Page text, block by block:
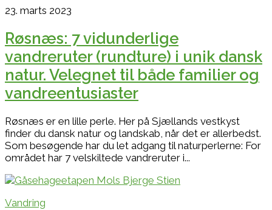
23. marts 2023
Røsnæs: 7 vidunderlige
vandreruter (rundture) i unik dansk
natur. Velegnet til både familier og
vandreentusiaster
Røsnæs er en lille perle. Her på Sjællands vestkyst
finder du dansk natur og landskab, når det er allerbedst.
Som besøgende har du let adgang til naturperlerne: For
området har 7 velskiltede vandreruter i...
Vandring